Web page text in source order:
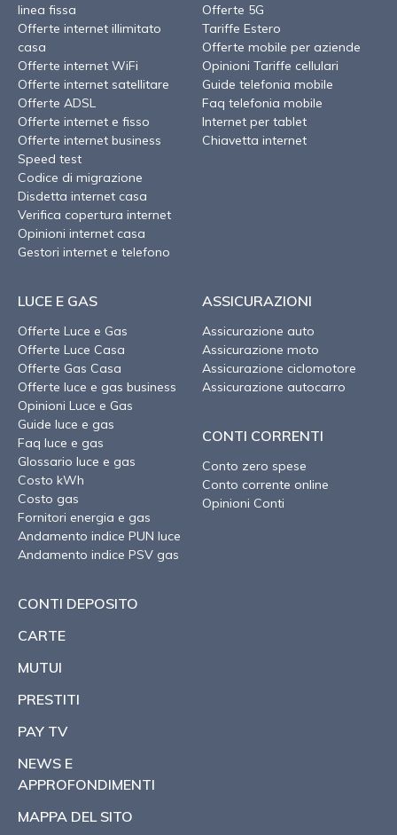
linea fissa
Offerte internet illimitato
casa
Offerte internet WiFi
Offerte internet satellitare
Offerte ADSL
Offerte internet e fisso
Offerte internet business
Speed test
Codice di migrazione
Disdetta internet casa
Verifica copertura internet
Opinioni internet casa
Gestori internet e telefono
Offerte 5G
Tariffe Estero
Offerte mobile per aziende
Opinioni Tariffe cellulari
Guide telefonia mobile
Faq telefonia mobile
Internet per tablet
Chiavetta internet
LUCE E GAS
Offerte Luce e Gas
Offerte Luce Casa
Offerte Gas Casa
Offerte luce e gas business
Opinioni Luce e Gas
Guide luce e gas
Faq luce e gas
Glossario luce e gas
Costo kWh
Costo gas
Fornitori energia e gas
Andamento indice PUN luce
Andamento indice PSV gas
ASSICURAZIONI
Assicurazione auto
Assicurazione moto
Assicurazione ciclomotore
Assicurazione autocarro
CONTI CORRENTI
Conto zero spese
Conto corrente online
Opinioni Conti
CONTI DEPOSITO
CARTE
MUTUI
PRESTITI
PAY TV
NEWS E
APPROFONDIMENTI
MAPPA DEL SITO